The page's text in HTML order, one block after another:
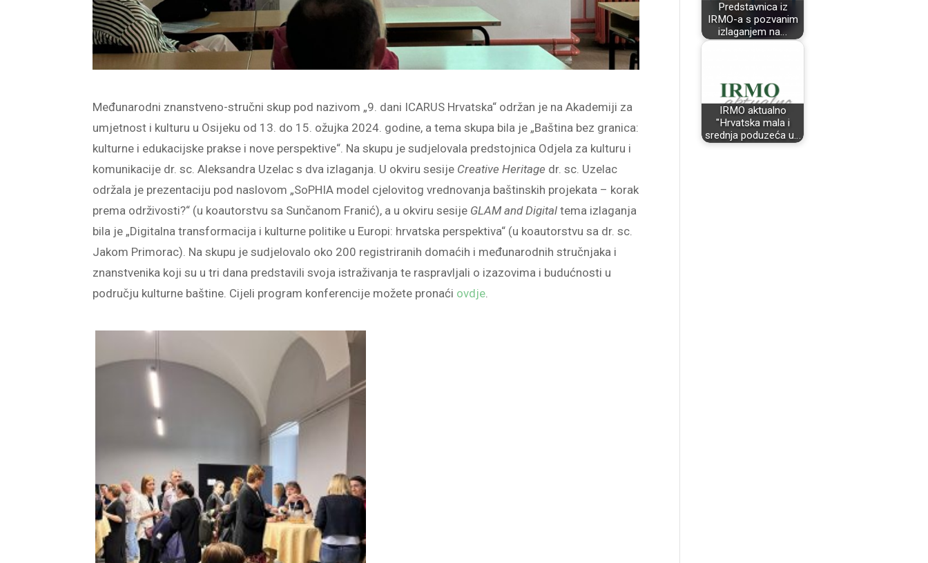
Međunarodni znanstveno-stručni skup pod nazivom „9. dani ICARUS Hrvatska“ održan je na Akademiji za
umjetnost i kulturu u Osijeku od 13. do 15. ožujka 2024. godine, a tema skupa bila je „Baština bez granica:
kulturne i edukacijske prakse i nove perspektive“. Na skupu je sudjelovala predstojnica Odjela za kulturu i
komunikacije dr. sc. Aleksandra Uzelac s dva izlaganja. U okviru sesije Creative Heritage dr. sc. Uzelac
održala je prezentaciju pod naslovom „SoPHIA model cjelovitog vrednovanja baštinskih projekata – korak
prema održivosti?“ (u koautorstvu sa Sunčanom Franić), a u okviru sesije GLAM and Digital tema izlaganja
bila je „Digitalna transformacija i kulturne politike u Europi: hrvatska perspektiva“ (u koautorstvu sa dr. sc.
Jakom Primorac). Na skupu je sudjelovalo oko 200 registriranih domaćih i međunarodnih stručnjaka i
znanstvenika koji su u tri dana predstavili svoja istraživanja te raspravljali o izazovima i budućnosti u
području kulturne baštine. Cijeli program konferencije možete pronaći ovdje
Predstavnica iz
IRMO-a s pozvanim
izlaganjem na…
IRMO aktualno
"Hrvatska mala i
srednja poduzeća u…